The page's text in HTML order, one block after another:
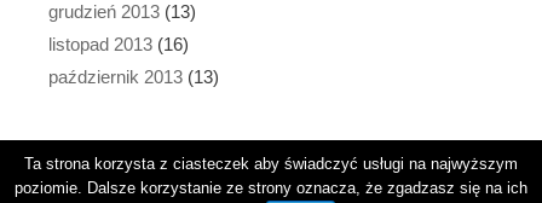
grudzień 2013 (13)
listopad 2013 (16)
październik 2013 (13)
Ta strona korzysta z ciasteczek aby świadczyć usługi na najwyższym
poziomie. Dalsze korzystanie ze strony oznacza, że zgadzasz się na ich